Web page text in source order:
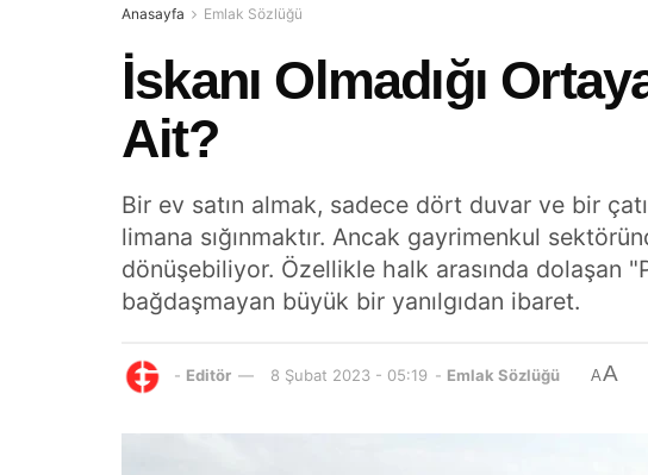
Anasayfa Emlak Sözlüğü
İskanı Olmadığı
Ait?
Bir ev satın almak, sadece dört duvar ve bir
limana sığınmaktır. Ancak gayrimenkul
dönüşebiliyor. Özellikle halk arasında dolaşan
bağdaşmayan büyük bir yanılgıdan ibaret.
- Editör 8 Şubat 2023 - 05:19 - Emlak Sözlüğü AA